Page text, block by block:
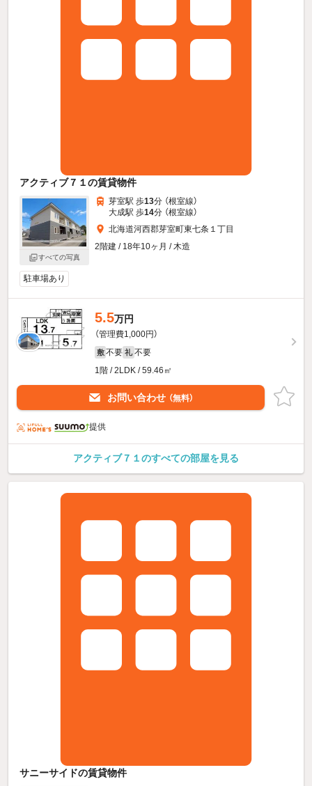
アクティブ７１の賃貸物件
すべての写真
芽室駅 歩13分 （根室線）
大成駅 歩14分 （根室線）
北海道河西郡芽室町東七条１丁目
2階建 / 18年10ヶ月 / 木造
駐車場あり
5.5万円
（管理費1,000円）
敷 不要 礼 不要
1階 / 2LDK / 59.46㎡
お問い合わせ （無料）
提供
アクティブ７１のすべての部屋を見る
サニーサイドの賃貸物件